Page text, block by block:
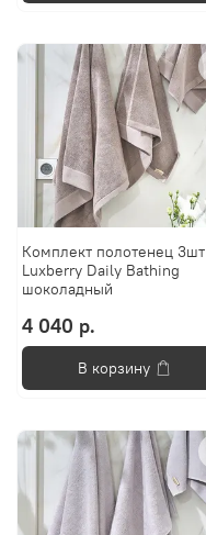
Комплект полотенец 3шт
Luxberry Daily Bathing
шоколадный
4 040 р.
В корзину